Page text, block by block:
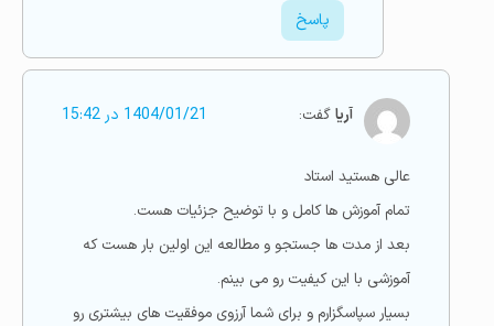
پاسخ
آریاگفت: 1404/01/21 در 15:42
عالی هستید استاد
تمام آموزش ها کامل و با توضیح جزئیات هست.
بعد از مدت ها جستجو و مطالعه این اولین بار هست که
آموزشی با این کیفیت رو می بینم.
بسیار سپاسگزارم و برای شما آرزوی موفقیت های بیشتری رو